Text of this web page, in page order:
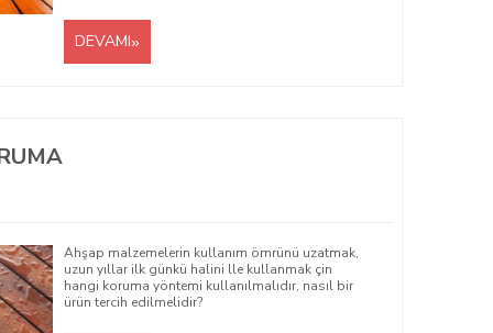
DEVAMI
Ahşap malzemelerin kullanım ömrünü uzatmak,
uzun yıllar ilk günkü halini lle kullanmak çin
hangi koruma yöntemi kullanılmalıdır, nasıl bir
ürün tercih edilmelidir?